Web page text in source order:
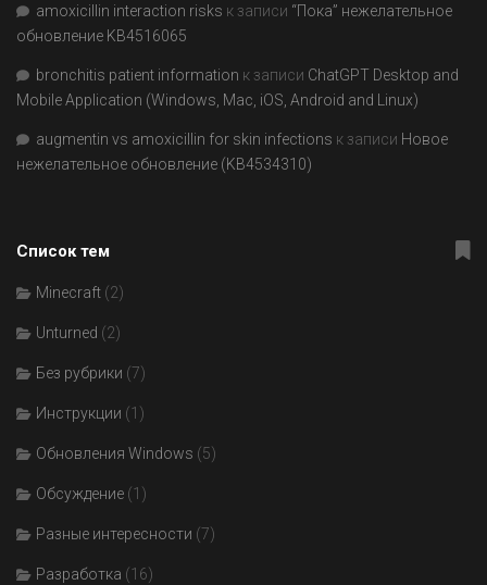
amoxicillin interaction risks к записи “Пока” нежелательное
обновление KB4516065
bronchitis patient information к записи ChatGPT Desktop and
Mobile Application (Windows, Mac, iOS, Android and Linux)
augmentin vs amoxicillin for skin infections к записи Новое
нежелательное обновление (KB4534310)
Список тем
Minecraft (2)
Unturned (2)
Без рубрики (7)
Инструкции (1)
Обновления Windows (5)
Обсуждение (1)
Разные интересности (7)
Разработка (16)